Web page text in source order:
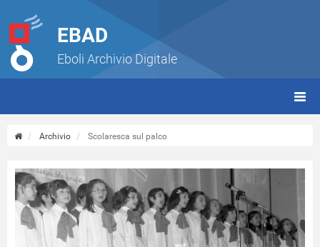
EBAD
Eboli Archivio Digitale
Archivio Scolaresca sul palco